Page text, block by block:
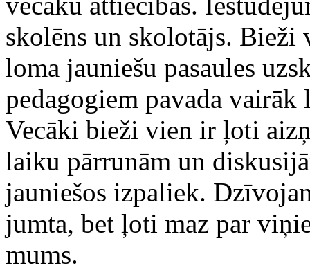
skolēns un skolotājs.
loma jauniešu pasaules
pedagogiem pavada
Vecāki bieži vien ir ļoti
laiku pārrunām un
jauniešos izpaliek.
jumta, bet ļoti maz par
mums.